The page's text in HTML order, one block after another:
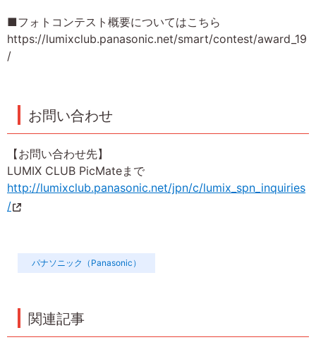
■フォトコンテスト概要についてはこちら
https://lumixclub.panasonic.net/smart/contest/award_19
/
お問い合わせ
【お問い合わせ先】
LUMIX CLUB PicMateまで
http://lumixclub.panasonic.net/jpn/c/lumix_spn_inquiries
/
パナソニック（Panasonic）
関連記事